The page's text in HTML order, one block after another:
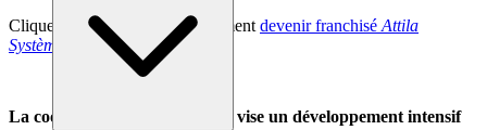
Cliquez ici pour découvrir comment devenir franchisé Attila
Système
La coopérative
vise un développement intensif